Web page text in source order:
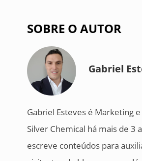
SOBRE O AUTOR
Gabriel
Gabriel Esteves é Marketing e
Silver Chemical há mais de 3
escreve conteúdos para